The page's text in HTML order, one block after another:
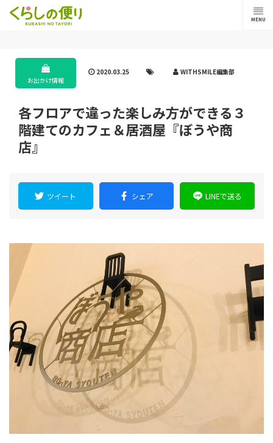
MENU
お出かけ情報
2020.03.25 WITHSMILE編集部
各フロアで違った楽しみ方ができる３
階建てのカフェ＆居酒屋『ぼうや商
店』
ツイート シェア LINEで送る